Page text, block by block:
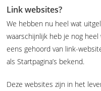
Link websites?
We hebben nu heel wat
waarschijnlijk heb je nog
eens gehoord van link-
als Startpagina’s bekend.
Deze websites zijn in het